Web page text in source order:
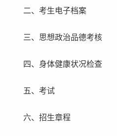
二、考生电子档案
三、思想政治品德考核
四、身体健康状况检查
五、考试
六、招生章程